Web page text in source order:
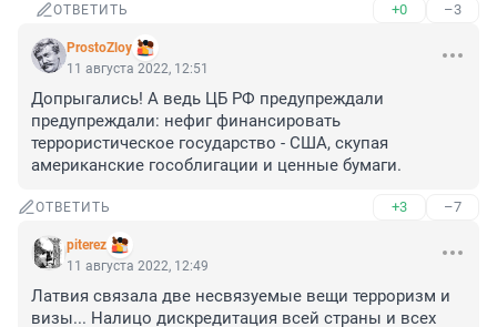
ОТВЕТИТЬ +0 –3
ProstoZloy
11 августа 2022, 12:51
Допрыгались! А ведь ЦБ РФ предупреждали
предупреждали: нефиг финансировать
террористическое государство - США, скупая
американские гособлигации и ценные бумаги.
ОТВЕТИТЬ +3 –7
piterez
11 августа 2022, 12:49
Латвия связала две несвязуемые вещи терроризм и
визы... Налицо дискредитация всей страны и всех